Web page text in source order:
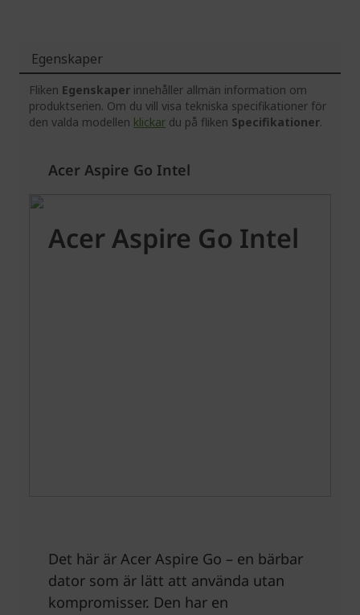
Egenskaper
Fliken Egenskaper innehåller allmän information om
produktserien. Om du vill visa tekniska specifikationer för
den valda modellen klickar du på fliken Specifikationer.